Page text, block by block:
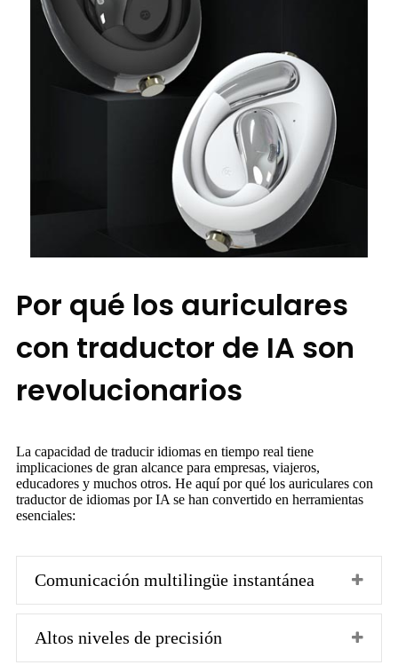
Por qué los auriculares
con traductor de IA son
revolucionarios
La capacidad de traducir idiomas en tiempo real tiene
implicaciones de gran alcance para empresas, viajeros,
educadores y muchos otros. He aquí por qué los auriculares con
traductor de idiomas por IA se han convertido en herramientas
esenciales:
Comunicación multilingüe instantánea
Altos niveles de precisión